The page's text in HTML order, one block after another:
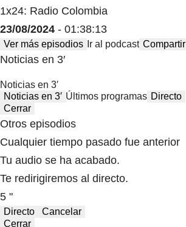
1x24: Radio Colombia
23/08/2024 - 01:38:13
Ver más episodios Ir al podcast Compartir
Noticias en 3′
Noticias en 3′
Noticias en 3′ Últimos programas Directo
Cerrar
Otros episodios
Cualquier tiempo pasado fue anterior
Tu audio se ha acabado.
Te redirigiremos al directo.
5 "
Directo
Cancelar
Cerrar